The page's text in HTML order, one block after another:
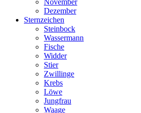
November
Dezember
Sternzeichen
Steinbock
Wassermann
Fische
Widder
Stier
Zwillinge
Krebs
Löwe
Jungfrau
Waage